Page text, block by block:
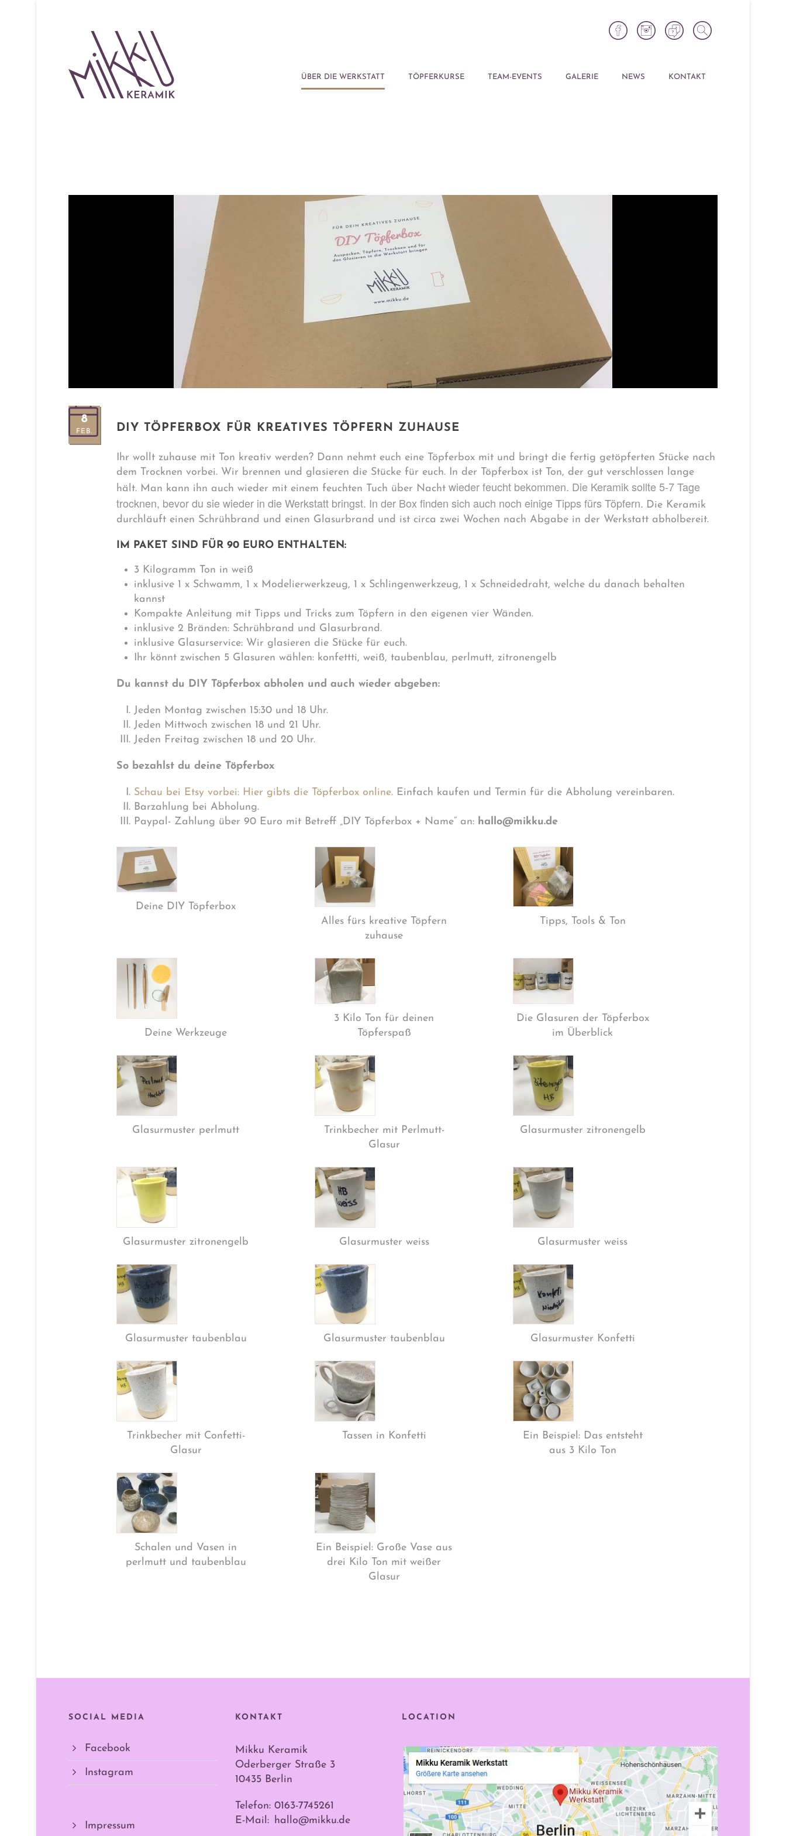
ÜBER DIE WERKSTATT TÖPFERKURSE TEAM-EVENTS GALERIE NEWS KONTAKT
8
FEB. DIY TÖPFERBOX FÜR KREATIVES TÖPFERN ZUHAUSE
Ihr wollt zuhause mit Ton kreativ werden? Dann nehmt euch eine Töpferbox mit und bringt die fertig getöpferten Stücke nach
dem Trocknen vorbei. Wir brennen und glasieren die Stücke für euch. In der Töpferbox ist Ton, der gut verschlossen lange
hält. Man kann ihn auch wieder mit einem feuchten Tuch über Nacht wieder feucht bekommen. Die Keramik sollte 5-7 Tage
trocknen, bevor du sie wieder in die Werkstatt bringst. In der Box finden sich auch noch einige Tipps fürs Töpfern. Die Keramik
durchläuft einen Schrühbrand und einen Glasurbrand und ist circa zwei Wochen nach Abgabe in der Werkstatt abholbereit.
IM PAKET SIND FÜR 90 EURO ENTHALTEN:
3 Kilogramm Ton in weiß
inklusive 1 x Schwamm, 1 x Modelierwerkzeug, 1 x Schlingenwerkzeug, 1 x Schneidedraht, welche du danach behalten
kannst
Kompakte Anleitung mit Tipps und Tricks zum Töpfern in den eigenen vier Wänden.
inklusive 2 Bränden: Schrühbrand und Glasurbrand.
inklusive Glasurservice: Wir glasieren die Stücke für euch.
Ihr könnt zwischen 5 Glasuren wählen: konfettti, weiß, taubenblau, perlmutt, zitronengelb
Du kannst du DIY Töpferbox abholen und auch wieder abgeben:
Jeden Montag zwischen 15:30 und 18 Uhr.
Jeden Mittwoch zwischen 18 und 21 Uhr.
Jeden Freitag zwischen 18 und 20 Uhr.
So bezahlst du deine Töpferbox
Schau bei Etsy vorbei: Hier gibts die Töpferbox online. Einfach kaufen und Termin für die Abholung vereinbaren.
Barzahlung bei Abholung.
Paypal- Zahlung über 90 Euro mit Betreff „DIY Töpferbox + Name“ an: hallo@mikku.de
Deine DIY Töpferbox
Alles fürs kreative Töpfern
zuhause
Tipps, Tools & Ton
Deine Werkzeuge
3 Kilo Ton für deinen
Töpferspaß
Die Glasuren der Töpferbox
im Überblick
Glasurmuster perlmutt
Trinkbecher mit Perlmutt-
Glasur
Glasurmuster zitronengelb
Glasurmuster zitronengelb Glasurmuster weiss Glasurmuster weiss
Glasurmuster taubenblau Glasurmuster taubenblau Glasurmuster Konfetti
Trinkbecher mit Confetti-
Glasur
Tassen in Konfetti
Ein Beispiel: Das entsteht
aus 3 Kilo Ton
Schalen und Vasen in
perlmutt und taubenblau
Ein Beispiel: Große Vase aus
drei Kilo Ton mit weißer
Glasur
SOCIAL MEDIA
Facebook
Instagram
Impressum
KONTAKT
Mikku Keramik
Oderberger Straße 3
10435 Berlin
Telefon: 0163-7745261
E-Mail: hallo@mikku.de
LOCATION